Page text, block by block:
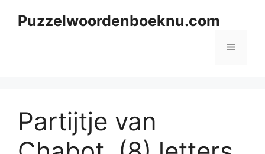
Puzzelwoordenboeknu.com
Menu
Partijtje van